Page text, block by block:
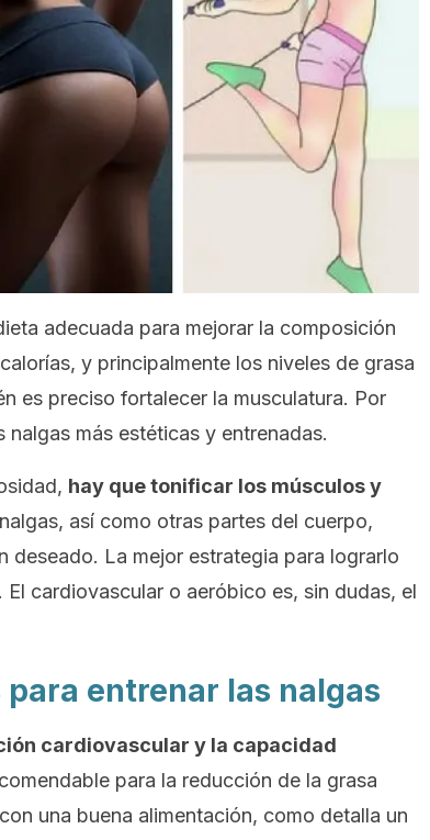
adecuada para mejorar la composición
y principalmente los niveles de grasa
es preciso fortalecer la musculatura. Por
más estéticas y entrenadas.
hay que tonificar los músculos y
así como otras partes del cuerpo,
deseado. La mejor estrategia para lograrlo
cardiovascular o aeróbico es, sin dudas, el
entrenar las nalgas
cardiovascular y la capacidad
para la reducción de la grasa
una buena alimentación, como detalla un